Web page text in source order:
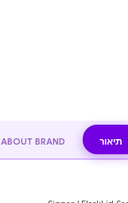
תיאור ABOUT BRAND